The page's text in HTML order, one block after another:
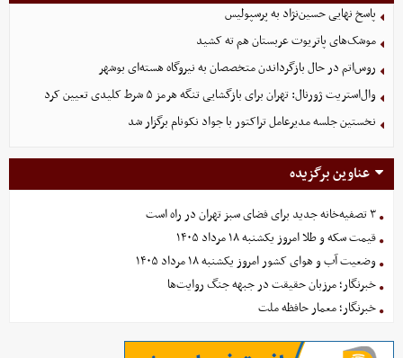
پاسخ نهایی حسین‌نژاد به پرسپولیس
موشک‌های پاتریوت عربستان هم ته‌ کشید
روس‌اتم در حال بازگرداندن متخصصان به نیروگاه هسته‌ای بوشهر
وال‌استریت ژورنال: تهران برای بازگشایی تنگه هرمز ۵ شرط کلیدی تعیین کرد
نخستین جلسه مدیرعامل تراکتور با جواد نکونام برگزار شد
عناوین برگزیده
۳ تصفیه‌خانه جدید برای فضای سبز تهران در راه است
قیمت سکه و طلا امروز یکشنبه ۱۸ مرداد ۱۴۰۵
وضعیت آب و هوای کشور امروز یکشنبه ۱۸ مرداد ۱۴۰۵
خبرنگار؛ مرزبان حقیقت در جبهه جنگ روایت‌ها
خبرنگار؛ معمار حافظه ملت